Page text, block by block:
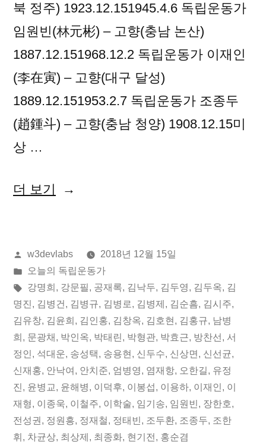
북 정주) 1923.12.151945.4.6 독립운동가
임원빈(林元彬) – 고향(충남 논산)
1887.12.151968.12.2 독립운동가 이재인
(李在寅) – 고향(대구 달성)
1889.12.151953.2.7 독립운동가 조종두
(趙鍾斗) – 고향(충남 청양) 1908.12.15미
상 …
더 보기 “2018
월
15
일
오
늘
의
독
립
운
올
린
이:
w3devlabs
2018년 12월 15일
게
시
됨:
오늘의 독립운동가
태
그:
강명희 , 강문필, 공재록, 김낙두, 김두영, 김두옥, 김
명진 , 김병건 , 김병규, 김병로, 김병제 , 김순흠, 김시주,
김유창, 김윤희 , 김인홍, 김창옥, 김호현 , 김홍규, 남병
희 , 문광채 , 박인옥, 박태린 , 박형관, 박효근, 방찬선 , 서
정인 , 석대운, 송성택, 송용현 , 신두수, 신상면 , 신선균,
신재홍, 안낙여 , 안치준, 엄병영, 염재항, 오한길, 유정
진 , 윤병교, 윤해병, 이덕후, 이봉섭, 이용하, 이재인 , 이
재형, 이종욱, 이철주, 이학술, 임기송, 임원빈 , 장한호,
전성권 , 정원흥, 정재철, 정태빈 , 조두환, 조종두, 조한
휘 , 차균상, 최상제 , 최종화, 현기전 , 홍순겸